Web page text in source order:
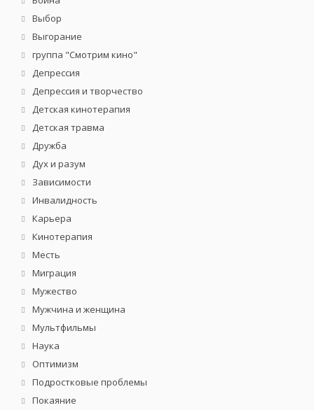
Выбор
Выгорание
группа "Смотрим кино"
Депрессия
Депрессия и творчество
Детская кинотерапия
Детская травма
Дружба
Дух и разум
Зависимости
Инвалидность
Карьера
Кинотерапия
Месть
Миграция
Мужество
Мужчина и женщина
Мультфильмы
Наука
Оптимизм
Подростковые проблемы
Покаяние